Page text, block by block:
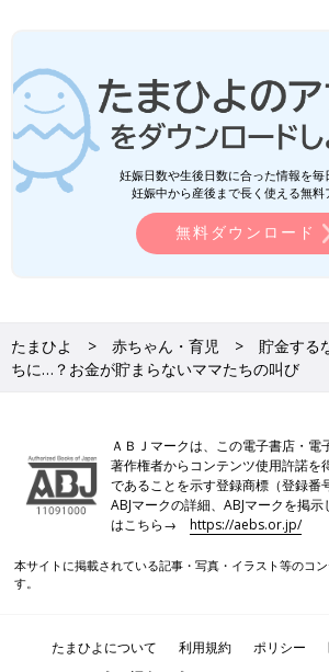
妊娠日数や生後日数に合った情報を毎
妊娠中から産後まで長く使える無料
無料ダウンロード
たまひよ 赤ちゃん・育児
貯金する
ちに…？お金が貯まらないママたちの叫び
ＡＢＪマークは、この電子書店・電
著作権者からコンテンツ使用許諾を
であることを示す登録商標（登録番
ABJマークの詳細、ABJマークを掲
はこちら→https://aebs.or.jp/
本サイトに掲載されている記事・写真・イラスト等のコ
す。
たまひよについて 利用規約 ポリシー